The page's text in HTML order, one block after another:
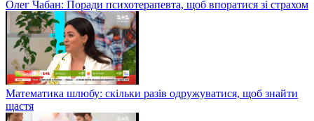
Олег Чабан: Поради психотерапевта, щоб впоратися зі страхом
Математика шлюбу: скільки разів одружуватися, щоб знайти
щастя